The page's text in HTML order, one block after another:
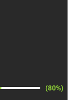
(80%)